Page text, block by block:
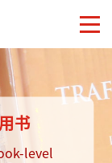
书
level